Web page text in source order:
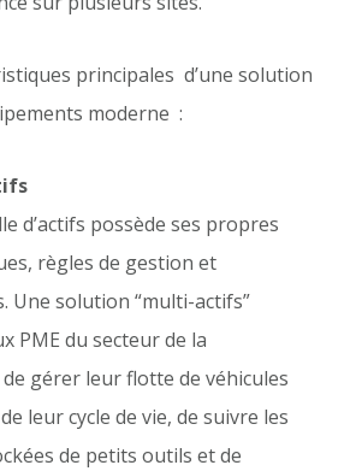
principales d’une solution
moderne :
d’actifs possède ses propres
règles de gestion et
Une solution “multi-actifs”
PME du secteur de la
gérer leur flotte de véhicules
leur cycle de vie, de suivre les
de petits outils et de